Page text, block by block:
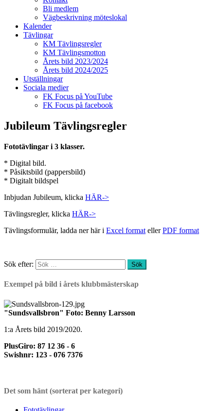
Bli medlem
Vägbeskrivning möteslokal
Kalender
Tävlingar
KM Tävlingsregler
KM Tävlingsmotton
Årets bild 2023/2024
Årets bild 2024/2025
Utställningar
Sociala medier
FK Focus på YouTube
FK Focus på facebook
Jubileum Tävlingsregler
Fototävlingar i 3 klasser.
* Digital bild.
* Påsiktsbild (pappersbild)
* Digitalt bildspel
Inbjudan Jubileum, klicka HÄR->
Tävlingsregler, klicka HÄR->
Tävlingsformulär, ladda ner här i Excel format ellerPDF format
Sök efter:
Exempel på bild i årets klubbmästerskap
"Sundsvallsbron" Foto: Benny Larsson
1:a Årets bild 2019/2020.
PlusGiro: 87 12 36 - 6
Swishnr: 123 - 076 7376
Det som hänt (sorterat per kategori)